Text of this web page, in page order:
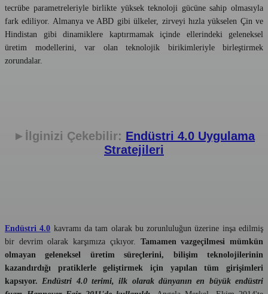
tecrübe parametreleriyle birlikte yüksek teknoloji gücüne sahip olmasıyla
fark ediliyor. Almanya ve ABD gibi ülkeler, zirveyi hızla yükselen Çin ve
Hindistan gibi dinamiklere kaptırmamak içinde ellerindeki geleneksel
üretim modellerini, var olan teknolojik birikimleriyle birleştirmek
zorundalar.
►İlginizi Çekebilir: Endüstri 4.0 Uygulama
Stratejileri
Endüstri 4.0 kavramı da tam olarak bu zorunluluğun üzerine inşa edilmiş
bir devrim olarak karşımıza çıkıyor. Tamamen vazgeçilmesi mümkün
olmayan geleneksel üretim süreçlerini, bilişim teknolojilerinin
kazandırdığı pratiklerle geliştirmek için yapılan tüm girişimleri
kapsıyor. Endüstri 4.0 terimi, ilk olarak dünyanın en büyük endüstri